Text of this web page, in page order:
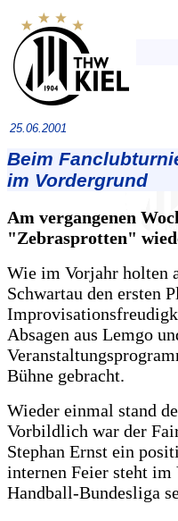
25.06.2001
Beim
im Vordergrund
Am vergangenen
"Zebrasprotten"
Wie im Vorjahr holten
Schwartau den ersten
Absagen aus Lemgo
Bühne gebracht.
Wieder einmal stand
Vorbildlich war der
Stephan Ernst ein
internen Feier steht
Handball-Bundesliga